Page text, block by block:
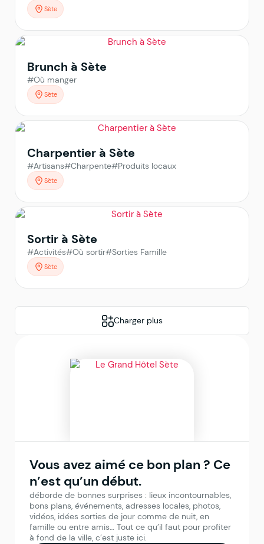
Sète
Brunch à Sète
#Où manger
Sète
Charpentier à Sète
#Artisans#Charpente#Produits locaux
Sète
Sortir à Sète
#Activités#Où sortir#Sorties Famille
Sète
Charger plus
Vous avez aimé ce bon plan ? Ce
n’est qu’un début.
déborde de bonnes surprises : lieux incontournables,
bons plans, événements, adresses locales, photos,
vidéos, idées sorties de jour comme de nuit, en
famille ou entre amis… Tout ce qu’il faut pour profiter
à fond de la ville, c’est juste ici.